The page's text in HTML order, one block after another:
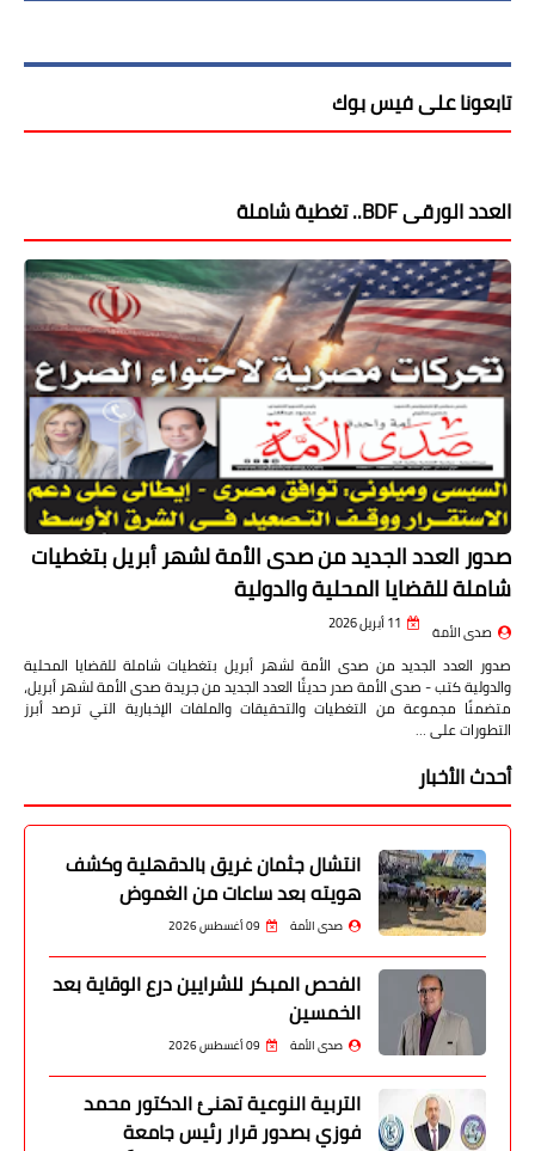
تابعونا على فيس بوك
العدد الورقى BDF.. تغطية شاملة
صدور العدد الجديد من صدى الأمة لشهر أبريل بتغطيات
شاملة للقضايا المحلية والدولية
صدى الأمة 11 أبريل 2026
صدور العدد الجديد من صدى الأمة لشهر أبريل بتغطيات شاملة للقضايا المحلية
والدولية كتب - صدى الأمة صدر حديثًا العدد الجديد من جريدة صدى الأمة لشهر أبريل،
متضمنًا مجموعة من التغطيات والتحقيقات والملفات الإخبارية التي ترصد أبرز
التطورات على …
أحدث الأخبار
انتشال جثمان غريق بالدقهلية وكشف
هويته بعد ساعات من الغموض
صدى الأمة 09 أغسطس 2026
الفحص المبكر للشرايين درع الوقاية بعد
الخمسين
صدى الأمة 09 أغسطس 2026
التربية النوعية تهنئ الدكتور محمد
فوزي بصدور قرار رئيس جامعة